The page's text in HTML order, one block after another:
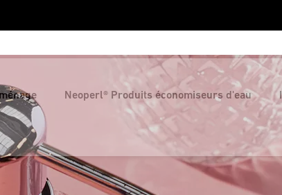
Neoperl® Produits économiseurs d'eau